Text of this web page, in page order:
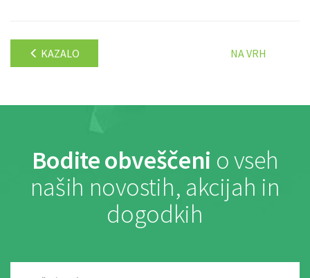
KAZALO NA VRH
Bodite obveščeni o vseh
naših novostih, akcijah in
dogodkih